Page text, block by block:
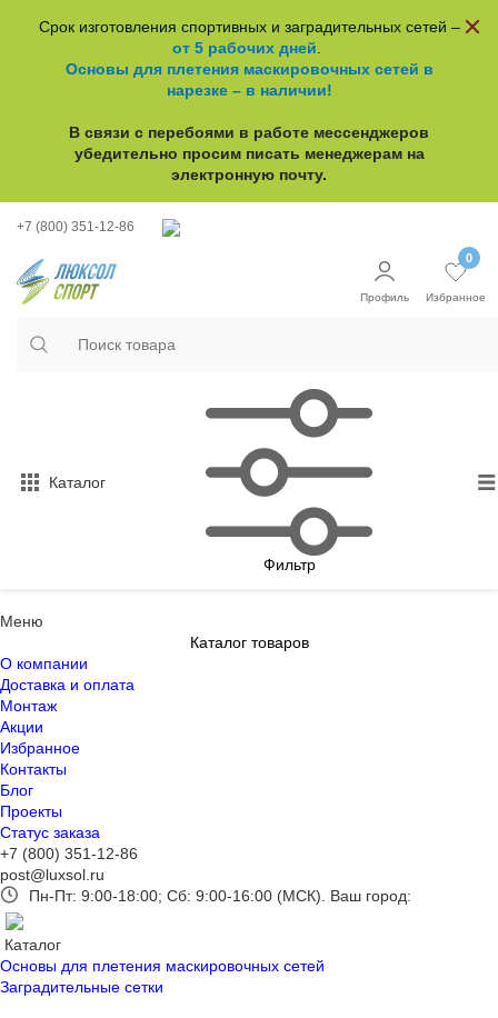
Срок изготовления спортивных и заградительных сетей –
от 5 рабочих дней
Основы для плетения маскировочных сетей в
нарезке – в наличии!
В связи с перебоями в работе мессенджеров
убедительно просим писать менеджерам на
электронную почту.
+7 (800) 351-12-86
Профиль
0
Избранное
Каталог
Фильтр
Меню
Каталог товаров
О компании
Доставка и оплата
Монтаж
Акции
Избранное
Контакты
Блог
Проекты
Статус заказа
+7 (800) 351-12-86
post@luxsol.ru
Пн-Пт: 9:00-18:00; Сб: 9:00-16:00 (МСК). Ваш город:
Каталог
Основы для плетения маскировочных сетей
Заградительные сетки